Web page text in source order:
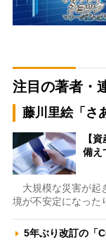
注目の著者・
藤川里絵「さ
【
備え
大規模な災害が起
境が不安定になっ
5年ぶり改訂の「